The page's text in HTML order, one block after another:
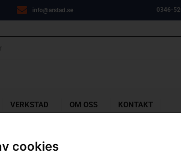
cookies
info@arstad.se 0346-
VERKSTAD OM OSS KONTAKT